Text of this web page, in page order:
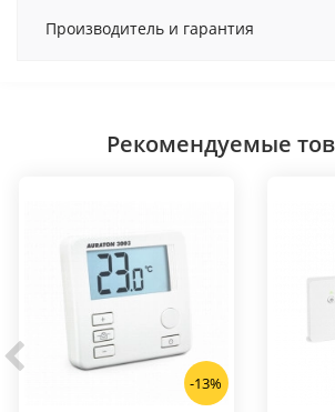
Производитель и гарантия
Рекомендуемые
-13%